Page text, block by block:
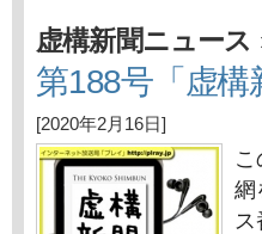
虚構新聞ニュース
第188号「虚
[2020年2月16日]
網
ス